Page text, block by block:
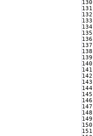
131
132
133
134
135
136
137
138
139
140
141
142
143
144
145
146
147
148
149
151